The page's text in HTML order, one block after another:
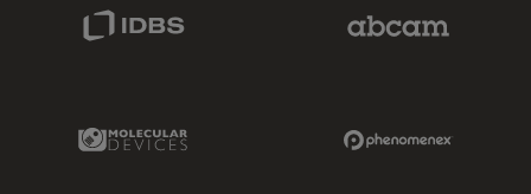
Molecular Devices Link